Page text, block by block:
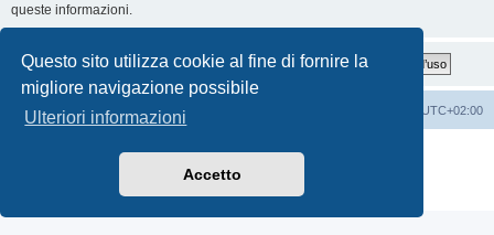
Questo sito utilizza cookie al fine di fornire la
migliore navigazione possibile
Ulteriori informazioni
Accetto
queste informazioni.
T-Cross Club T-Cross Club UTC+02:00
Traduzione Italiana